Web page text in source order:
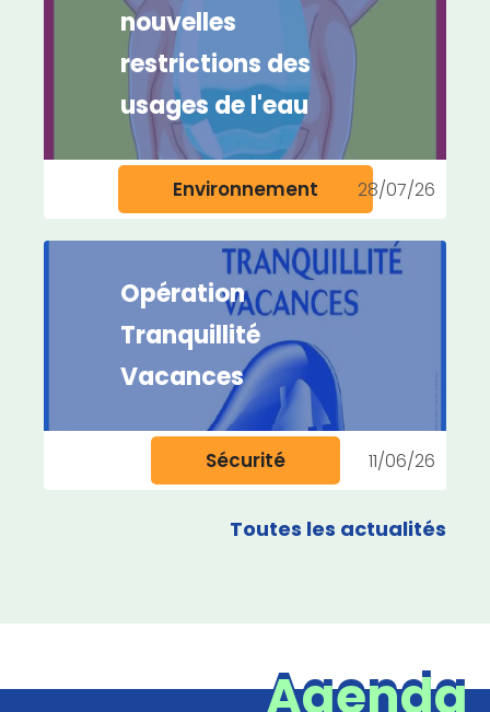
nouvelles
restrictions des
usages de l'eau
Environnement 28/07/26
Opération
Tranquillité
Vacances
Sécurité 11/06/26
Toutes les actualités
Agenda